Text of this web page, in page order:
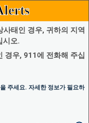
태인 경우, 귀하의 지역
시오.
경우, 911에 전화해 주십
주세요. 자세한 정보가 필요하